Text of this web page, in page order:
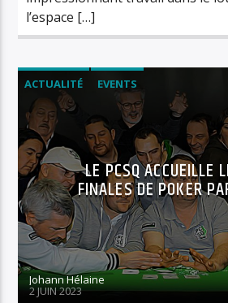
l’espace […]
ACTUALITÉ EVENTS
LE PCSQ ACCUEILLE
FINALES DE POKER
Johann Hélaine
2 JUIN 2023